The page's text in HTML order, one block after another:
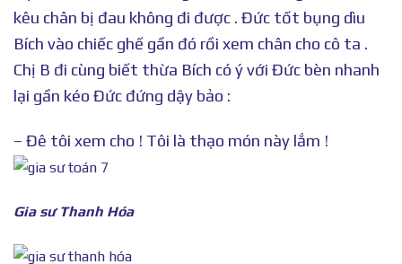
kêu chân bị đau không đi được . Đức tốt bụng dìu
Bích vào chiếc ghế gần đó rồi xem chân cho cô ta .
Chị B đi cùng biết thừa Bích có ý với Đức bèn nhanh
lại gần kéo Đức đứng dậy bảo :
– Đê tôi xem cho ! Tôi là thạo món này lắm !
Gia sư Thanh Hóa